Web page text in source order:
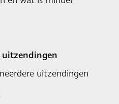
uitzendingen